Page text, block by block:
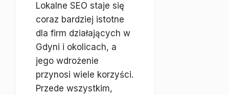
Lokalne SEO staje się
coraz bardziej istotne
dla firm działających w
Gdyni i okolicach, a
jego wdrożenie
przynosi wiele korzyści.
Przede wszystkim,